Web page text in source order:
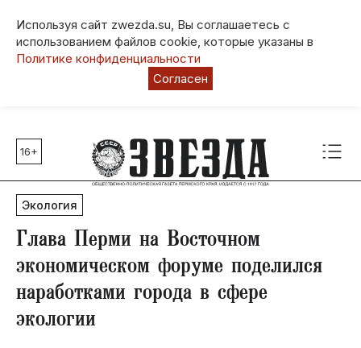
Используя сайт zwezda.su, Вы соглашаетесь с
использованием файлов cookie, которые указаны в
Политике конфиденциальности
Согласен
Главные темы
80 лет Победы
Молодежная столица РФ
СВО
Выборы в Пермском крае
Социальная поддержка
Инфраструктура
Благоустройство
16+
Экология
Глава Перми на Восточном
экономическом форуме поделился
наработками города в сфере
экологии